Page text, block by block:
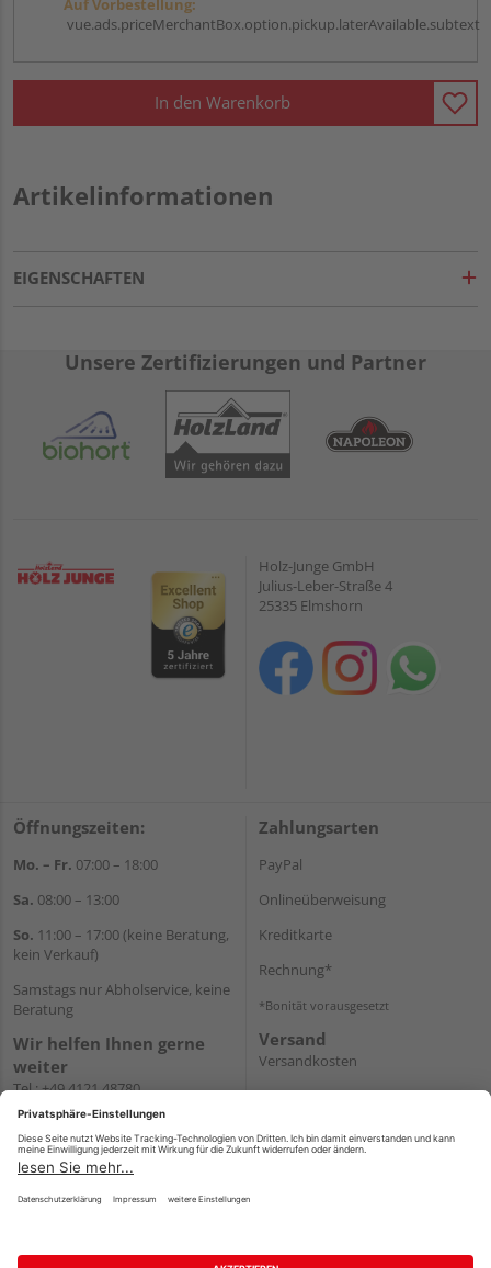
Auf Vorbestellung:
vue.ads.priceMerchantBox.option.pickup.laterAvailable.subtext
In den Warenkorb
Artikelinformationen
EIGENSCHAFTEN
Unsere Zertifizierungen und Partner
Holz-Junge GmbH
Julius-Leber-Straße 4
25335 Elmshorn
Öffnungszeiten:
Mo. – Fr. 07:00 – 18:00
Sa. 08:00 – 13:00
So. 11:00 – 17:00 (keine Beratung,
kein Verkauf)
Samstags nur Abholservice, keine
Beratung
Wir helfen Ihnen gerne
weiter
Tel.:+49 4121 48780
E-Mail:onlineshop@holz-
WhatsApp
Zahlungsarten
PayPal
Onlineüberweisung
Kreditkarte
Rechnung*
*Bonität vorausgesetzt
Versand
Versandkosten
Impressum AGB Widerruf Datenschutz